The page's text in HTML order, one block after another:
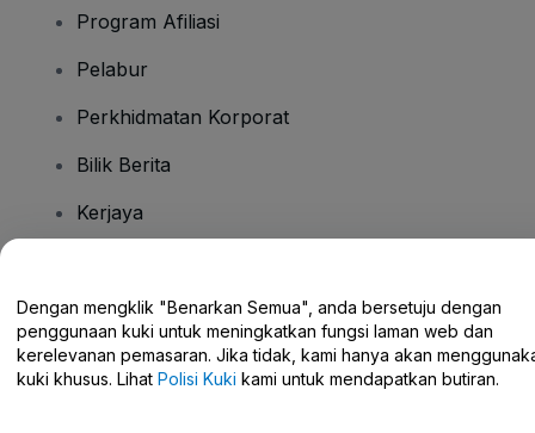
Program Afiliasi
Pelabur
Perkhidmatan Korporat
Bilik Berita
Kerjaya
Pusat Bantuan / Hubungi Kami
Dengan mengklik "Benarkan Semua", anda bersetuju dengan
penggunaan kuki untuk meningkatkan fungsi laman web dan
kerelevanan pemasaran. Jika tidak, kami hanya akan
kuki khusus. Lihat Polisi Kuki kami untuk mendapatkan butiran.